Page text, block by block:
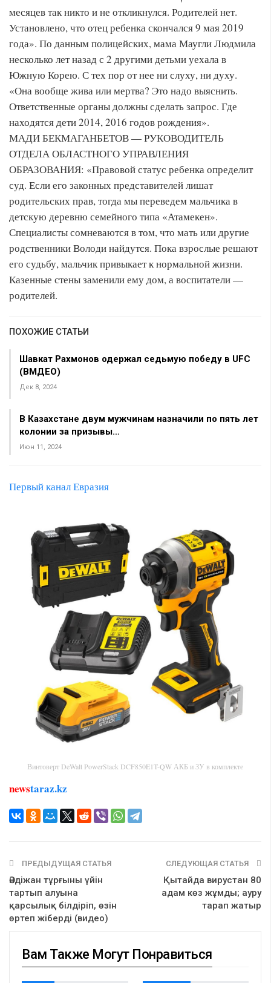
месяцев так никто и не откликнулся. Родителей нет.
Установлено, что отец ребенка скончался 9 мая 2019
года». По данным полицейских, мама Маугли Людмила
несколько лет назад с 2 другими детьми уехала в
Южную Корею. С тех пор от нее ни слуху, ни духу.
«Она вообще жива или мертва? Это надо выяснить.
Ответственные органы должны сделать запрос. Где
находятся дети 2014, 2016 годов рождения».
МАДИ БЕКМАГАНБЕТОВ — РУКОВОДИТЕЛЬ
ОТДЕЛА ОБЛАСТНОГО УПРАВЛЕНИЯ
ОБРАЗОВАНИЯ: «Правовой статус ребенка определит
суд. Если его законных представителей лишат
родительских прав, тогда мы переведем мальчика в
детскую деревню семейного типа «Атамекен».
Специалисты сомневаются в том, что мать или другие
родственники Володи найдутся. Пока взрослые решают
его судьбу, мальчик привыкает к нормальной жизни.
Казенные стены заменили ему дом, а воспитатели —
родителей.
ПОХОЖИЕ СТАТЬИ
Шавкат Рахмонов одержал седьмую победу в UFC
(ВМДЕО)
Дек 8, 2024
В Казахстане двум мужчинам назначили по пять лет
колонии за призывы…
Июн 11, 2024
Первый канал Евразия
Винтоверт DeWalt PowerStack DCF850E1T-QW АКБ и ЗУ в комплекте
newstaraz.kz
ПРЕДЫДУЩАЯ СТАТЬЯ
Әндіжан тұрғыны үйін
тартып алуына
қарсылық білдіріп, өзін
өртеп жіберді (видео)
СЛЕДУЮЩАЯ СТАТЬЯ
Қытайда вирустан 80
адам көз жұмды; ауру
тарап жатыр
Вам Также Могут Понравиться